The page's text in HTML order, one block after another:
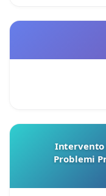
Intervento
Problemi